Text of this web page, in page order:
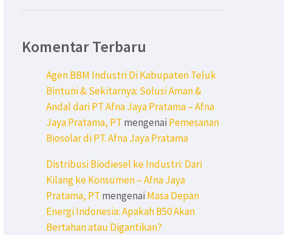
Komentar Terbaru
Agen BBM Industri Di Kabupaten Teluk
Bintuni & Sekitarnya: Solusi Aman &
Andal dari PT Afna Jaya Pratama – Afna
Jaya Pratama, PT mengenai Pemesanan
Biosolar di PT. Afna Jaya Pratama
Distribusi Biodiesel ke Industri: Dari
Kilang ke Konsumen – Afna Jaya
Pratama, PT mengenai Masa Depan
Energi Indonesia: Apakah B50 Akan
Bertahan atau Digantikan?